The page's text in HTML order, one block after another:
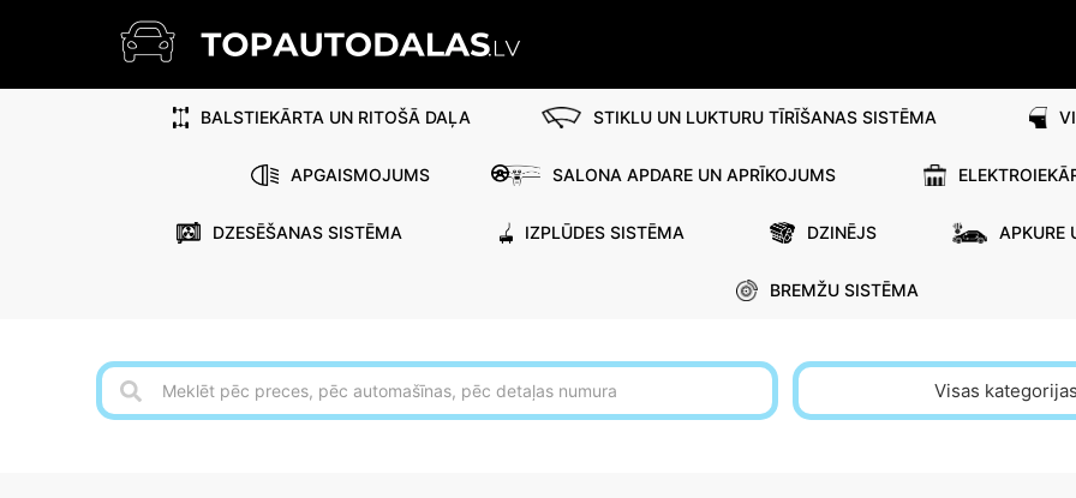
BALSTIEKĀRTA UN RITOŠĀ DAĻA STIKLU UN LUKTURU TĪRĪŠANAS SISTĒMA
APGAISMOJUMS SALONA APDARE UN APRĪKOJUMS
DZESĒŠANAS SISTĒMA IZPLŪDES SISTĒMA DZINĒJS APKURE
BREMŽU SISTĒMA
Visas kategorijas